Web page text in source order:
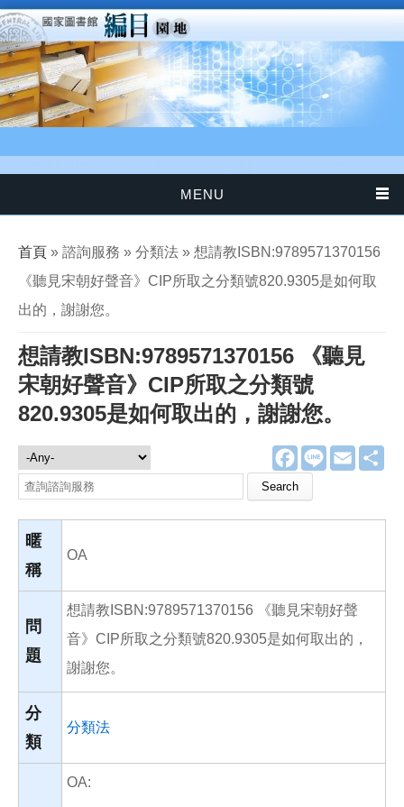
移至主內容
MENU
您在這裡
首頁 » 諮詢服務 » 分類法 » 想請教ISBN:9789571370156
《聽見宋朝好聲音》CIP所取之分類號820.9305是如何取
出的，謝謝您。
想請教ISBN:9789571370156 《聽見
宋朝好聲音》CIP所取之分類號
820.9305是如何取出的，謝謝您。
F
a
e
o
L
E
m
諮詢服務
Search this site
暱
稱
OA
問
題
想請教ISBN:9789571370156 《聽見宋朝好聲
音》CIP所取之分類號820.9305是如何取出的，
謝謝您。
分
類
分類法
OA: